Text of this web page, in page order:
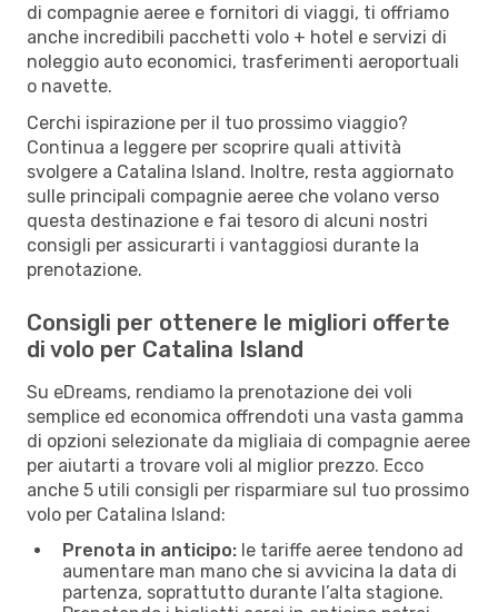
di compagnie aeree e fornitori di viaggi, ti offriamo
anche incredibili pacchetti volo + hotel e servizi di
noleggio auto economici, trasferimenti aeroportuali
o navette.
Cerchi ispirazione per il tuo prossimo viaggio?
Continua a leggere per scoprire quali attività
svolgere a Catalina Island. Inoltre, resta aggiornato
sulle principali compagnie aeree che volano verso
questa destinazione e fai tesoro di alcuni nostri
consigli per assicurarti i vantaggiosi durante la
prenotazione.
Consigli per ottenere le migliori offerte
di volo per Catalina Island
Su eDreams, rendiamo la prenotazione dei voli
semplice ed economica offrendoti una vasta gamma
di opzioni selezionate da migliaia di compagnie aeree
per aiutarti a trovare voli al miglior prezzo. Ecco
anche 5 utili consigli per risparmiare sul tuo prossimo
volo per Catalina Island:
Prenota in anticipo: le tariffe aeree tendono ad
aumentare man mano che si avvicina la data di
partenza, soprattutto durante l’alta stagione.